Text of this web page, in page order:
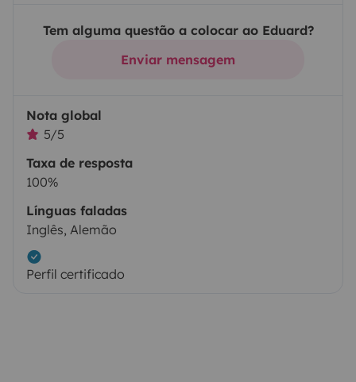
Tem alguma questão a colocar ao Eduard?
Enviar mensagem
Nota global
5/5
Taxa de resposta
100%
Línguas faladas
Inglês, Alemão
Perfil certificado